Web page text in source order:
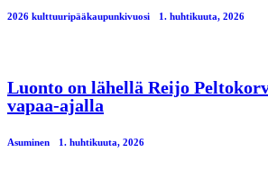
2026 kulttuuripääkaupunkivuosi 1. huhtikuuta, 2026
Luonto on lähellä Reijo
vapaa-ajalla
Asuminen 1. huhtikuuta, 2026